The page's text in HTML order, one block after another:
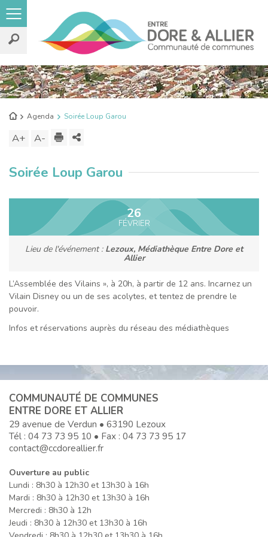
Rechercher
sur
le
site
Retour
l'accueil
Agenda Soirée Loup Garou
A+ Augmenter
taille
A- Diminuer
taille
texte
Imprimer
contenu
Soirée Loup Garou
26
FÉVRIER
Lieu de l'événement : Lezoux, Médiathèque Entre Dore et
Allier
L’Assemblée des Vilains », à 20h, à partir de 12 ans. Incarnez un
Vilain Disney ou un de ses acolytes, et tentez de prendre le
pouvoir.
Infos et réservations auprès du réseau des médiathèques
COMMUNAUTÉ DE COMMUNES
ENTRE DORE ET ALLIER
29 avenue de Verdun • 63190 Lezoux
Tél : 04 73 73 95 10 • Fax : 04 73 73 95 17
contact@ccdoreallier.fr
Ouverture au public
Lundi : 8h30 à 12h30 et 13h30 à 16h
Mardi : 8h30 à 12h30 et 13h30 à 16h
Mercredi : 8h30 à 12h
Jeudi : 8h30 à 12h30 et 13h30 à 16h